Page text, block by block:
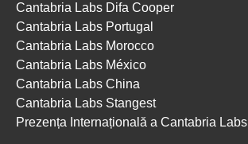
Cantabria Labs Difa Cooper
(se deschide într-o filă nouă, link extern)
Cantabria Labs Portugal
(se deschide într-o filă nouă, link extern)
Cantabria Labs Morocco
(se deschide într-o filă nouă, link extern)
Cantabria Labs México
(se deschide într-o filă nouă, link extern)
Cantabria Labs China
(se deschide într-o filă nouă, link extern)
Cantabria Labs Stangest
(se deschide într-o filă nouă, link extern)
Prezența Internațională a Cantabria Labs